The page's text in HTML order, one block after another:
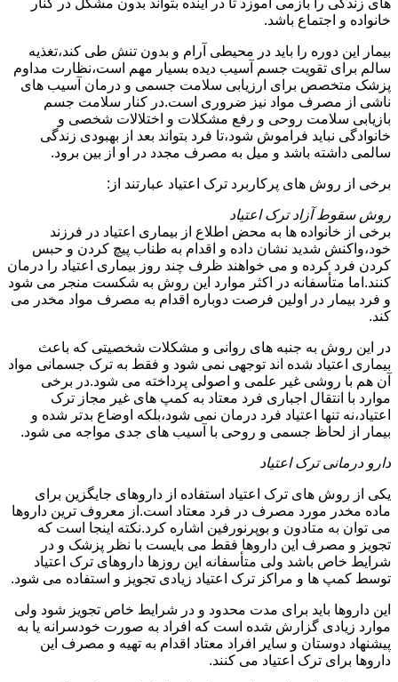
های زندگی را بازمی آموزد تا در آینده بتواند بدون مشکل در کنار
خانواده و اجتماع باشد.
بیمار این دوره را باید در محیطی آرام و بدون تنش طی کند،تغذیه
سالم برای تقویت جسم آسیب دیده بسیار مهم است،نظارت مداوم
پزشک متخصص برای ارزیابی سلامت جسمی و درمان آسیب های
ناشی از مصرف مواد نیز ضروری است.در کنار سلامت جسم
بازیابی سلامت روحی و رفع مشکلات و اختلالات شخصی و
خانوادگی نباید فراموش شود،تا فرد بتواند بعد از بهبودی زندگی
سالمی داشته باشد و میل به مصرف مجدد در او از بین برود.
برخی از روش های پرکاربرد ترک اعتیاد عبارتند از:
روش سقوط آزاد ترک اعتیاد
برخی از خانواده ها به محض اطلاع از بیماری اعتیاد در فرزند
خود،واکنش شدید نشان داده و اقدام به طناب پیچ کردن و حبس
کردن فرد کرده و می خواهند ظرف چند روز بیماری اعتیاد را درمان
کنند.اما متأسفانه در اکثر موارد این روش به شکست منجر می شود
و فرد بیمار در اولین فرصت دوباره اقدام به مصرف مواد مخدر می
کند.
در این روش به جنبه های روانی و مشکلات شخصیتی که باعث
بیماری اعتیاد شده اند توجهی نمی شود و فقط به ترک جسمانی مواد
آن هم با روشی غیر علمی و اصولی پرداخته می شود.در برخی
موارد با انتقال اجباری فرد معتاد به کمپ های غیر مجاز ترک
اعتیاد،نه تنها اعتیاد فرد درمان نمی شود،بلکه اوضاع بدتر شده و
بیمار از لحاظ جسمی و روحی با آسیب های جدی مواجه می شود.
دارو درمانی ترک اعتیاد
یکی از روش های ترک اعتیاد استفاده از داروهای جایگزین برای
ماده مخدر مورد مصرف در فرد معتاد است.از معروف ترین داروها
می توان به متادون و بوپرنورفین اشاره کرد.نکته اینجا است که
تجویز و مصرف این داروها فقط می بایست با نظر پزشک و در
شرایط خاص باشد ولی متأسفانه این روزها داروهای ترک اعتیاد
توسط کمپ ها و مراکز ترک اعتیاد زیادی تجویز و استفاده می شود.
این داروها باید برای مدت محدود و در شرایط خاص تجویز شود ولی
موارد زیادی گزارش شده است که افراد به صورت خودسرانه یا به
پیشنهاد دوستان و سایر افراد معتاد اقدام به تهیه و مصرف این
داروها برای ترک اعتیاد می کنند.